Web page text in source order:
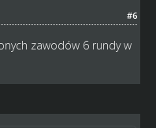
#6
zawodów 6 rundy w